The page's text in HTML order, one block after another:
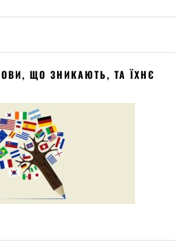
ЩО ЗНИКАЮТЬ, ТА ЇХНЄ